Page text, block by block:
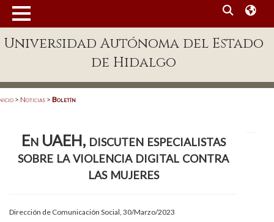
Enlaces
Patronato
Acreditación Internacional
Universidad Autónoma del Estado
de Hidalgo
> Noticias > Boletín
En UAEH, discuten especialistas
sobre la violencia digital contra
las mujeres
Dirección de Comunicación Social, 30/Marzo/2023